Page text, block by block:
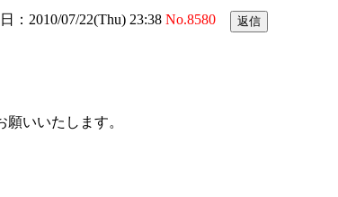
：2010/07/22(Thu) 23:38 No.8580
いいたします。